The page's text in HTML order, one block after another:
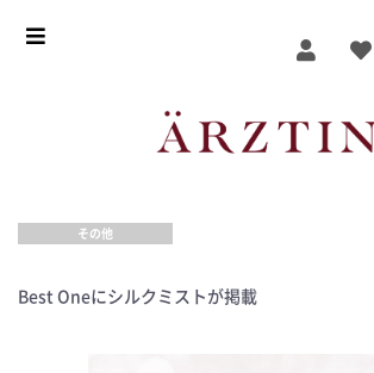
その他
Best Oneにシルクミストが掲載